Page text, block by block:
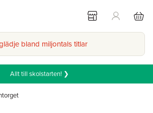
bland miljontals titlar
Allt till skolstarten! ❯